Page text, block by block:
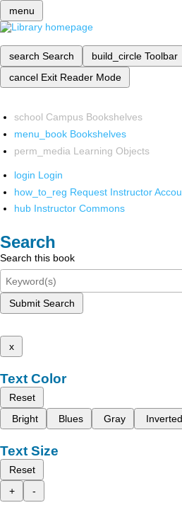
menu
search Search build_circle Toolbar
cancel Exit Reader Mode
school Campus Bookshelves
menu_book Bookshelves
perm_media Learning Objects
login Login
how_to_reg Request Instructor
hub Instructor Commons
Search
Search this book
Submit Search
x
Text Color
Reset
Bright
Blues Gray Inverted
Text Size
Reset
+
-